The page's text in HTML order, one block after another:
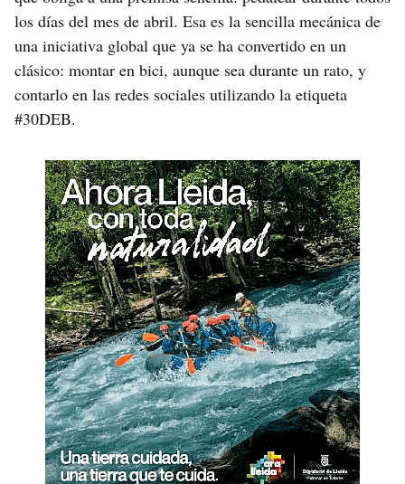
los días del mes de abril. Esa es la sencilla mecánica de
una iniciativa global que ya se ha convertido en un
clásico: montar en bici, aunque sea durante un rato, y
contarlo en las redes sociales utilizando la etiqueta
#30DEB.